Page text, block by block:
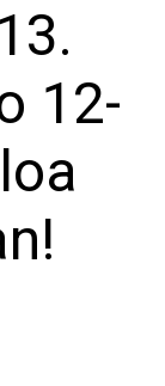
12-